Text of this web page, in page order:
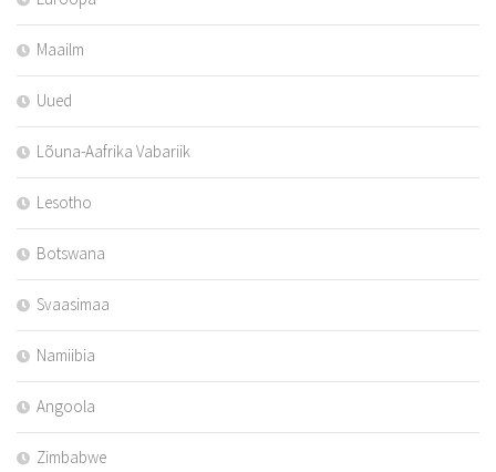
Maailm
Uued
Lõuna-Aafrika Vabariik
Lesotho
Botswana
Svaasimaa
Namiibia
Angoola
Zimbabwe